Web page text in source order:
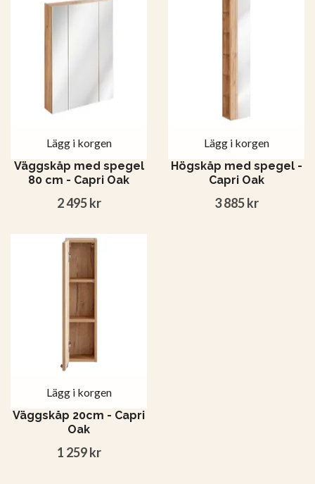
Lägg i korgen
Väggskåp med spegel
80 cm - Capri Oak
2 495 kr
Lägg i korgen
Högskåp med spegel -
Capri Oak
3 885 kr
Lägg i korgen
Väggskåp 20cm - Capri
Oak
1 259 kr